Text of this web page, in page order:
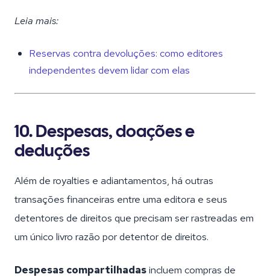
Leia mais:
Reservas contra devoluções: como editores
independentes devem lidar com elas
10. Despesas, doações e
deduções
Além de royalties e adiantamentos, há outras
transações financeiras entre uma editora e seus
detentores de direitos que precisam ser rastreadas em
um único livro razão por detentor de direitos.
Despesas compartilhadasincluem compras de